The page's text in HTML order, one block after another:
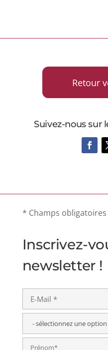
Retour
Suivez-nous sur
* Champs obligatoires
Inscrivez-
newsletter !